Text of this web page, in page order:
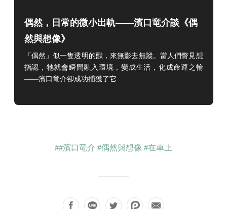
偶然，日常的微小出軌——濱口竜介談《偶
然與想像》
「偶然」似一隻透明的獸，來無影去無蹤。當人們瞥見想
指認，牠就會瞬間融入環境，變成生活，化成命運之輪
——濱口竜介卻成功捕獲了它
##濱口竜介 #偶然與想像 #在車上